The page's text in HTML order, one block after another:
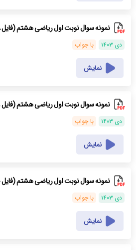
نمونه سوال نوبت اول ریاضی هشتم (فایل ۱۸)
دی ۱۴۰۳ با جواب
نمایش
نمونه سوال نوبت اول ریاضی هشتم (فایل ۱۹)
دی ۱۴۰۳ با جواب
نمایش
نمونه سوال نوبت اول ریاضی هشتم (فایل ۲۰)
دی ۱۴۰۳ با جواب
نمایش